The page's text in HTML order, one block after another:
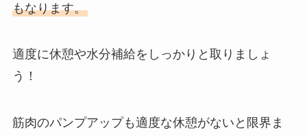
もなります。
適度に休憩や水分補給をしっかりと取りましょ
う！
筋肉のパンプアップも適度な休憩がないと限界ま